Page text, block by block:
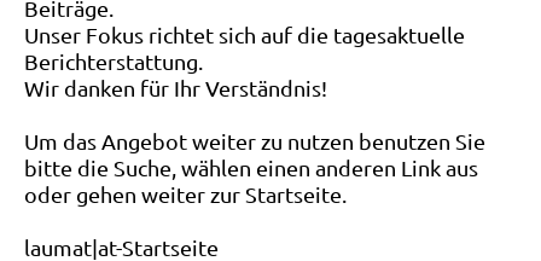
Beiträge.
Unser Fokus richtet sich auf die tagesaktuelle
Berichterstattung.
Wir danken für Ihr Verständnis!
Um das Angebot weiter zu nutzen benutzen Sie
bitte die Suche, wählen einen anderen Link aus
oder gehen weiter zur Startseite.
laumat|at-Startseite